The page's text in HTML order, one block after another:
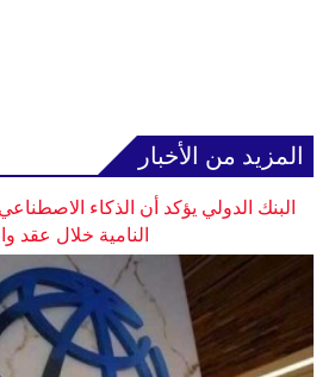
المزيد من الأخبار
البنك الدولي يؤكد أن الذكاء
النامية خلال عقد